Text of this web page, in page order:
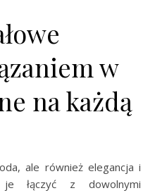
w
na każdą
ale również elegancja i
je łączyć z dowolnymi